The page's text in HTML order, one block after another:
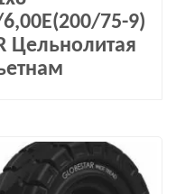
75-9)
Цельнолитая